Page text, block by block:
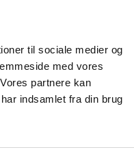
til sociale medier og
med vores
partnere kan
indsamlet fra din brug
Kontakt Udgivelser
af
Medicinsk